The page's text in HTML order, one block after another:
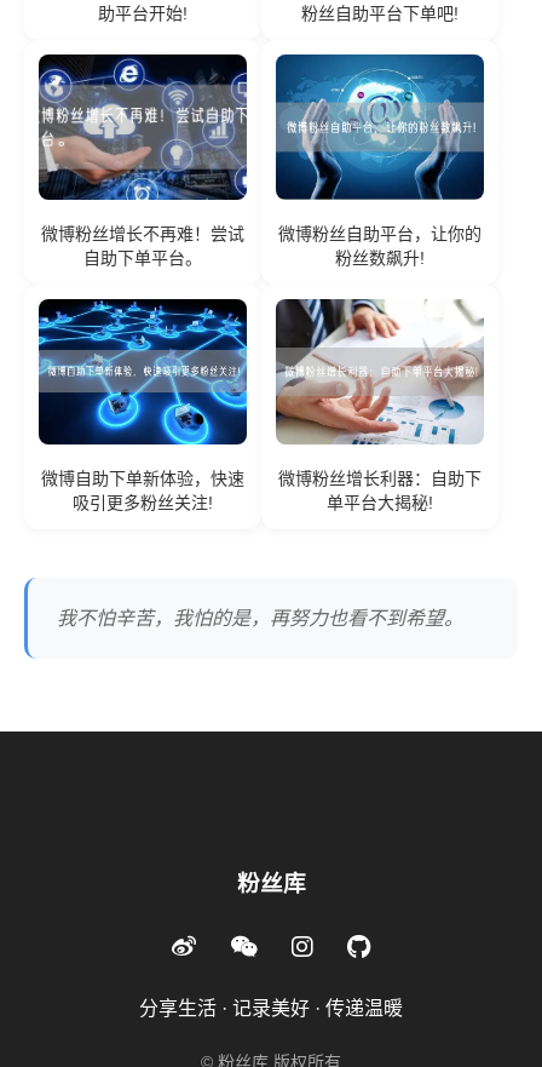
助平台开始!
粉丝自助平台下单吧!
微博粉丝增长不再难！尝试
自助下单平台。
微博粉丝自助平台，让你的
粉丝数飙升!
微博自助下单新体验，快速
吸引更多粉丝关注!
微博粉丝增长利器：自助下
单平台大揭秘!
我不怕辛苦，我怕的是，再努力也看不到希望。
粉丝库
分享生活 · 记录美好 · 传递温暖
© 粉丝库 版权所有